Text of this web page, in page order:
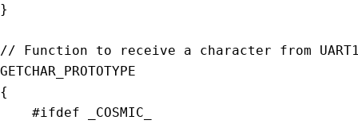
}
// Function to receive a character from
{
#ifdef
_COSMIC_